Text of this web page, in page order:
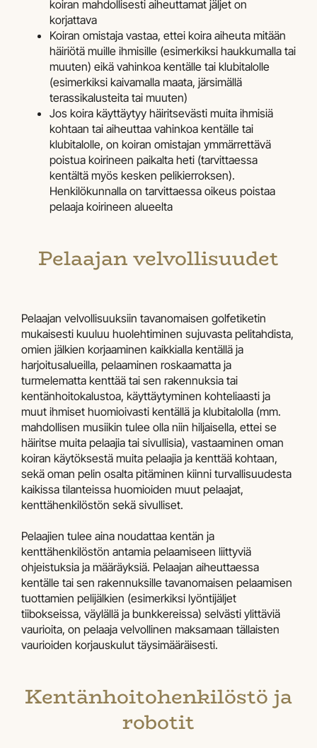
koiran mahdollisesti aiheuttamat jäljet on
korjattava
Koiran omistaja vastaa, ettei koira aiheuta mitään
häiriötä muille ihmisille (esimerkiksi haukkumalla tai
muuten) eikä vahinkoa kentälle tai klubitalolle
(esimerkiksi kaivamalla maata, järsimällä
terassikalusteita tai muuten)
Jos koira käyttäytyy häiritsevästi muita ihmisiä
kohtaan tai aiheuttaa vahinkoa kentälle tai
klubitalolle, on koiran omistajan ymmärrettävä
poistua koirineen paikalta heti (tarvittaessa
kentältä myös kesken pelikierroksen).
Henkilökunnalla on tarvittaessa oikeus poistaa
pelaaja koirineen alueelta
Pelaajan velvollisuudet
Pelaajan velvollisuuksiin tavanomaisen golfetiketin
mukaisesti kuuluu huolehtiminen sujuvasta pelitahdista,
omien jälkien korjaaminen kaikkialla kentällä ja
harjoitusalueilla, pelaaminen roskaamatta ja
turmelematta kenttää tai sen rakennuksia tai
kentänhoitokalustoa, käyttäytyminen kohteliaasti ja
muut ihmiset huomioivasti kentällä ja klubitalolla (mm.
mahdollisen musiikin tulee olla niin hiljaisella, ettei se
häiritse muita pelaajia tai sivullisia), vastaaminen oman
koiran käytöksestä muita pelaajia ja kenttää kohtaan,
sekä oman pelin osalta pitäminen kiinni turvallisuudesta
kaikissa tilanteissa huomioiden muut pelaajat,
kenttähenkilöstön sekä sivulliset.
Pelaajien tulee aina noudattaa kentän ja
kenttähenkilöstön antamia pelaamiseen liittyviä
ohjeistuksia ja määräyksiä. Pelaajan aiheuttaessa
kentälle tai sen rakennuksille tavanomaisen pelaamisen
tuottamien pelijälkien (esimerkiksi lyöntijäljet
tiibokseissa, väylällä ja bunkkereissa) selvästi ylittäviä
vaurioita, on pelaaja velvollinen maksamaan tällaisten
vaurioiden korjauskulut täysimääräisesti.
Kentänhoitohenkilöstö ja
robotit